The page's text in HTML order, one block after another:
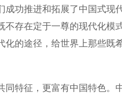
成功推进和拓展了中国式现
不存在定于一尊的现代化模
的途径，给世界上那些既
特征，更富有中国特色。